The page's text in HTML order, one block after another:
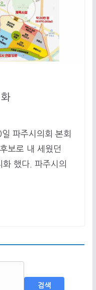
파주시의회 본회
보로 내 세웠던
화 했다. 파주시의
검색